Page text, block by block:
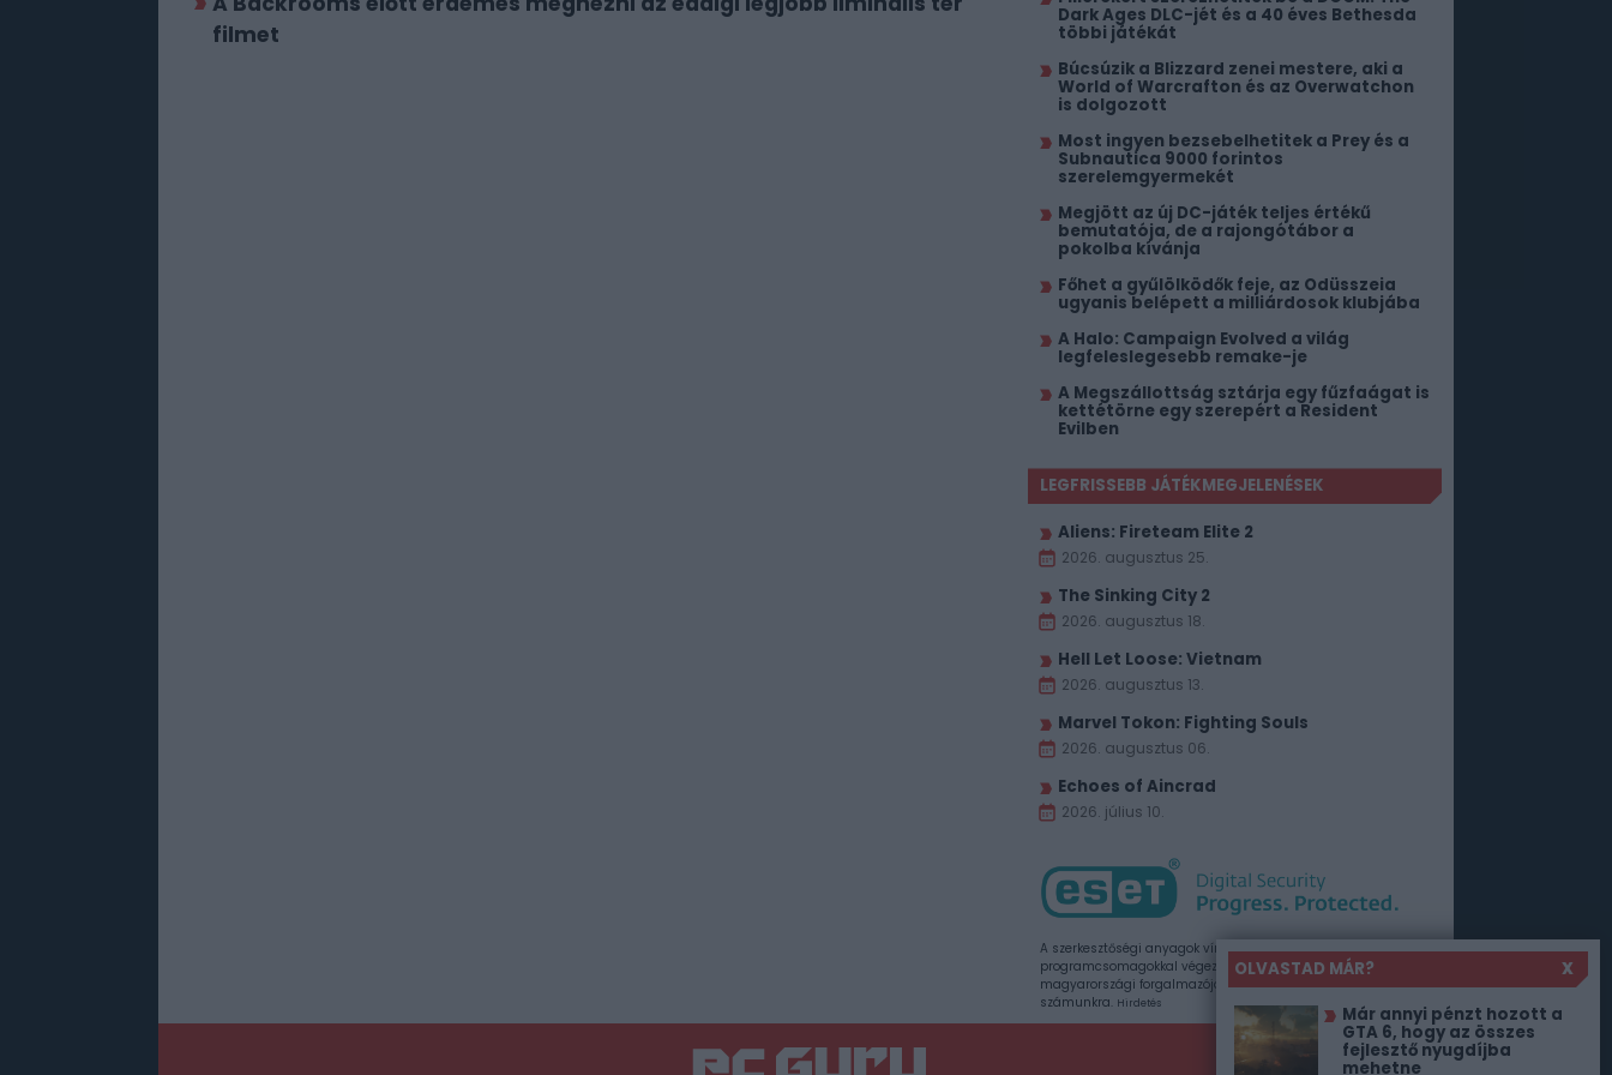
filmet
OLVASTAD MÁR?
X
Már annyi pénzt hozott a
GTA 6, hogy az összes
fejlesztő nyugdíjba
mehetne
Dark Ages DLC-jét és a 40 éves Bethesda
többi játékát
Búcsúzik a Blizzard zenei mestere, aki a
World of Warcrafton és az Overwatchon
is dolgozott
Most ingyen bezsebelhetitek a Prey és a
Subnautica 9000 forintos
szerelemgyermekét
Megjött az új DC-játék teljes értékű
bemutatója, de a rajongótábor a
pokolba kívánja
Főhet a gyűlölködők feje, az Odüsszeia
ugyanis belépett a milliárdosok klubjába
A Halo: Campaign Evolved a világ
legfeleslegesebb remake-je
A Megszállottság sztárja egy fűzfaágat is
kettétörne egy szerepért a Resident
Evilben
LEGFRISSEBB JÁTÉKMEGJELENÉSEK
Aliens: Fireteam Elite 2
2026. augusztus 25.
The Sinking City 2
2026. augusztus 18.
Hell Let Loose: Vietnam
2026. augusztus 13.
Marvel Tokon: Fighting Souls
2026. augusztus 06.
Echoes of Aincrad
2026. július 10.
A szerkesztőségi anyagok vírusellenőrzését az ESET
programcsomagokkal végezzük, amelyet a szoftver
magyarországi forgalmazója, a Sicontact Kft. biztosít
számunkra. Hirdetés